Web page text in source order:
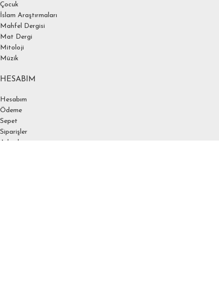
Çocuk
İslam Araştırmaları
Mahfel Dergisi
Mat Dergi
Mitoloji
Müzik
HESABIM
Hesabım
Ödeme
Sepet
Siparişler
Adresler